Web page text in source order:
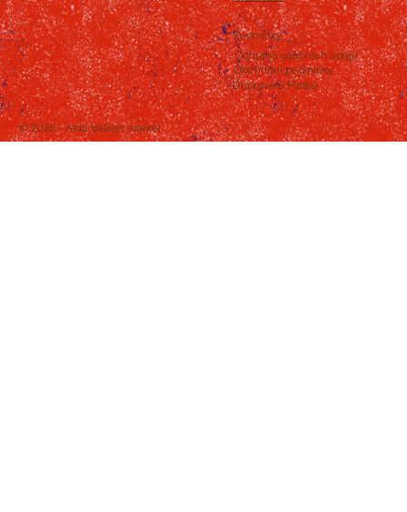
Podmínky
Ochrana osobních údajů
Obchodní podmínky
Doprava a Platba
© 2026 - Aida balkan market